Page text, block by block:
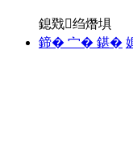
鎴戣绉熸埧
鍗� 宀� 鍖�